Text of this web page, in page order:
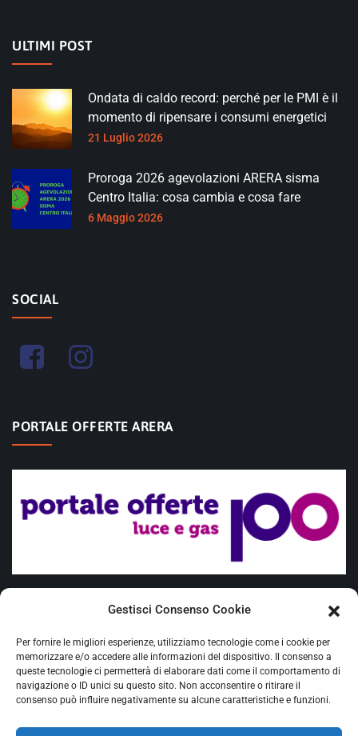
Gestisci Consenso Cookie
Per fornire le migliori esperienze, utilizziamo tecnologie come i cookie per
memorizzare e/o accedere alle informazioni del dispositivo. Il consenso a
queste tecnologie ci permetterà di elaborare dati come il comportamento di
navigazione o ID unici su questo sito. Non acconsentire o ritirare il
consenso può influire negativamente su alcune caratteristiche e funzioni.
ULTIMI POST
Ondata di caldo record: perché per le PMI è il
momento di ripensare i consumi energetici
21 Luglio 2026
Proroga 2026 agevolazioni ARERA sisma
Centro Italia: cosa cambia e cosa fare
6 Maggio 2026
SOCIAL
PORTALE OFFERTE ARERA
Requisiti Cliente vulnerabile
Ciclone Harry - delibera Arera 20/2026/R/COM